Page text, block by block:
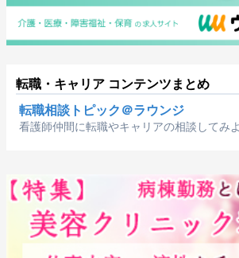
転職・キャリア コンテンツまとめ
転職相談トピック＠ラウンジ
看護師仲間に転職やキャリアの相談してみ